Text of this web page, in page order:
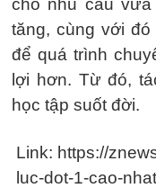
tăng, cùng với
để quá trình
lợi hơn. Từ đó,
học tập suốt đời.
Link: https://
luc-dot-1-cao-